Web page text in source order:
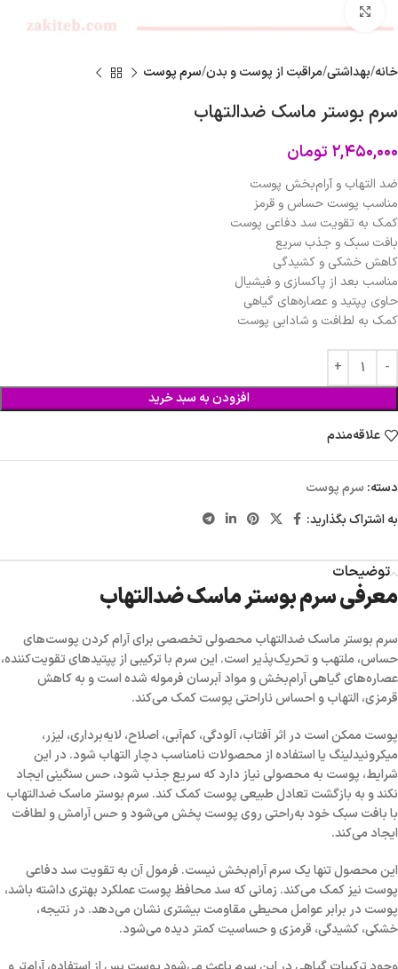
خانه بهداشتی مراقبت از پوست و بدن سرم پوست
سرم بوستر ماسک ضدالتهاب
۲,۴۵۰,۰۰۰ تومان
ضد التهاب و آرام‌بخش پوست
مناسب پوست حساس و قرمز
کمک به تقویت سد دفاعی پوست
بافت سبک و جذب سریع
کاهش خشکی و کشیدگی
مناسب بعد از پاکسازی و فیشیال
حاوی پپتید و عصاره‌های گیاهی
کمک به لطافت و شادابی پوست
افزودن به سبد خرید
علاقه‌مندم
دسته: سرم پوست
به اشتراک بگذارید:
توضیحات
معرفی سرم بوستر ماسک ضدالتهاب
سرم بوستر ماسک ضدالتهاب محصولی تخصصی برای آرام کردن پوست‌های
حساس، ملتهب و تحریک‌پذیر است. این سرم با ترکیبی از پپتیدهای تقویت‌کننده،
عصاره‌های گیاهی آرام‌بخش و مواد آبرسان فرموله شده است و به کاهش
قرمزی، التهاب و احساس ناراحتی پوست کمک می‌کند.
پوست ممکن است در اثر آفتاب، آلودگی، کم‌آبی، اصلاح، لایه‌برداری، لیزر،
میکرونیدلینگ یا استفاده از محصولات نامناسب دچار التهاب شود. در این
شرایط، پوست به محصولی نیاز دارد که سریع جذب شود، حس سنگینی ایجاد
نکند و به بازگشت تعادل طبیعی پوست کمک کند. سرم بوستر ماسک ضدالتهاب
با بافت سبک خود به‌راحتی روی پوست پخش می‌شود و حس آرامش و لطافت
ایجاد می‌کند.
این محصول تنها یک سرم آرام‌بخش نیست. فرمول آن به تقویت سد دفاعی
پوست نیز کمک می‌کند. زمانی که سد محافظ پوست عملکرد بهتری داشته باشد،
پوست در برابر عوامل محیطی مقاومت بیشتری نشان می‌دهد. در نتیجه،
خشکی، کشیدگی، قرمزی و حساسیت کمتر دیده می‌شود.